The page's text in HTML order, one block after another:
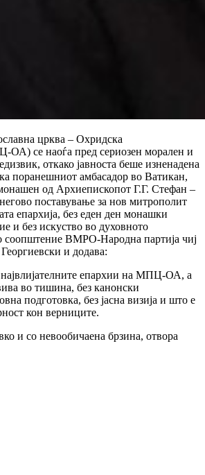
црква – Охридска
ОА) се наоѓа пред сериозен морален и
откако јавноста беше изненадена
поранешниот амбасадор во Ватикан,
од Архиепископот Г.Г. Стефан –
поставување за нов митрополит
епархија, без еден ден монашки
и без искуство во духовното
соопштение ВМРО-Народна партија чиј
и додава:
највлијателните епархии на МПЦ-ОА, а
во тишина, без канонски
подготовка, без јасна визија и што е
кон верниците.
и со невообичаена брзина, отвора